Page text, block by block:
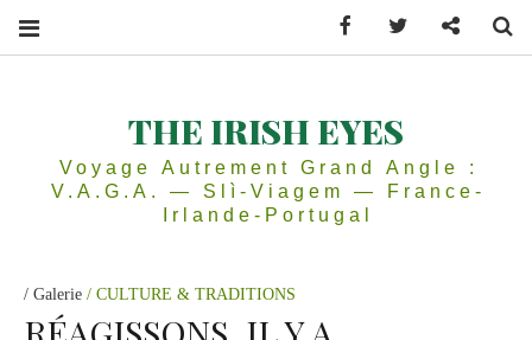
THE IRISH EYES
Voyage Autrement Grand Angle :
V.A.G.A. — Slì-Viagem — France-
Irlande-Portugal
Galerie CULTURE & TRADITIONS
Facebook Twitter